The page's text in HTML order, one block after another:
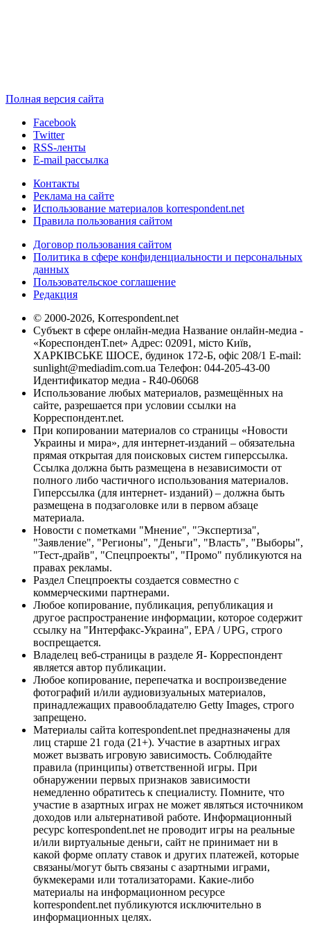
Полная версия сайта
Facebook
Twitter
RSS-ленты
E-mail рассылка
Контакты
Реклама на сайте
Использование материалов korrespondent.net
Правила пользования сайтом
Договор пользования сайтом
Политика в сфере конфиденциальности и персональных
данных
Пользовательское соглашение
Редакция
© 2000-2026, Korrespondent.net
Субъект в сфере онлайн-медиа Название онлайн-медиа -
«КореспонденТ.net» Адрес: 02091, місто Київ,
ХАРКІВСЬКЕ ШОСЕ, будинок 172-Б, офіс 208/1 E-mail:
sunlight@mediadim.com.ua Телефон: 044-205-43-00
Идентификатор медиа - R40-06068
Использование любых материалов, размещённых на
сайте, разрешается при условии ссылки на
Корреспондент.net.
При копировании материалов со страницы «Новости
Украины и мира», для интернет-изданий – обязательна
прямая открытая для поисковых систем гиперссылка.
Ссылка должна быть размещена в независимости от
полного либо частичного использования материалов.
Гиперссылка (для интернет- изданий) – должна быть
размещена в подзаголовке или в первом абзаце
материала.
Новости с пометками "Мнение", "Экспертиза",
"Заявление", "Регионы", "Деньги", "Власть", "Выборы",
"Тест-драйв", "Спецпроекты", "Промо" публикуются на
правах рекламы.
Раздел Спецпроекты создается совместно с
коммерческими партнерами.
Любое копирование, публикация, републикация и
другое распространение информации, которое содержит
ссылку на "Интерфакс-Украина", EPA / UPG, строго
воспрещается.
Владелец веб-страницы в разделе Я- Корреспондент
является автор публикации.
Любое копирование, перепечатка и воспроизведение
фотографий и/или аудиовизуальных материалов,
принадлежащих правообладателю Getty Images, строго
запрещено.
Материалы сайта korrespondent.net предназначены для
лиц старше 21 года (21+). Участие в азартных играх
может вызвать игровую зависимость. Соблюдайте
правила (принципы) ответственной игры. При
обнаружении первых признаков зависимости
немедленно обратитесь к специалисту. Помните, что
участие в азартных играх не может являться источником
доходов или альтернативой работе. Информационный
ресурс korrespondent.net не проводит игры на реальные
и/или виртуальные деньги, сайт не принимает ни в
какой форме оплату ставок и других платежей, которые
связаны/могут быть связаны с азартными играми,
букмекерами или тотализаторами. Какие-либо
материалы на информационном ресурсе
korrespondent.net публикуются исключительно в
информационных целях.